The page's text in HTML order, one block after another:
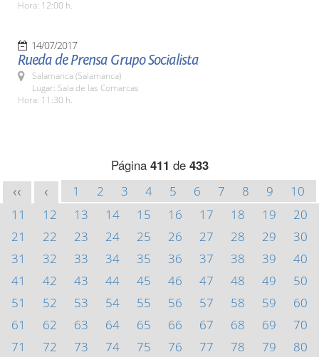
Hora: 12:00 h.
14/07/2017
Rueda de Prensa Grupo Socialista
Salamanca (Salamanca)
Lugar: Sala de las Comarcas
Hora: 11:30 h.
Página 411 de 433
<< < 1 2 3 4 5 6 7 8 9
10
11
12 13 14 15 16 17 18 19
20
21
22 23 24 25 26 27 28 29
30
31
32 33 34 35 36 37 38 39
40
41
42 43 44 45 46 47 48 49
50
51
52 53 54 55 56 57 58 59
60
61
62 63 64 65 66 67 68 69
70
71
72 73 74 75 76 77 78 79
80